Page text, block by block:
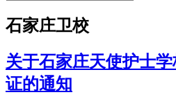
石家庄卫校
关于石家庄天使护士
证的通知